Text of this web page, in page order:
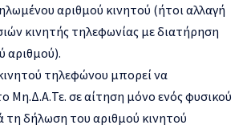
αριθμού κινητού (ήτοι αλλαγή
κινητής τηλεφωνίας με διατήρηση
αριθμού).
τηλεφώνου μπορεί να
Μη.Δ.Α.Τε. σε αίτηση μόνο ενός φυσικού
δήλωση του αριθμού κινητού